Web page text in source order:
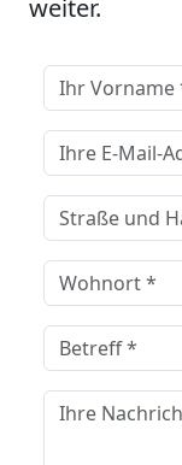
weiter.